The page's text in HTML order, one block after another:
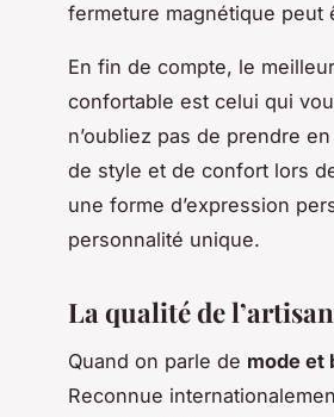
fermeture magnétique peut
En fin de compte, le
confortable est celui qui
n’oubliez pas de prendre
de style et de confort lors
une forme d’expression
personnalité unique.
La qualité de
Quand on parle de mode et
Reconnue